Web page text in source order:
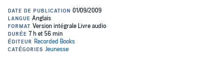
author, Ben Mikaelsen, lives in Montana with his wife and Buffy, a
600-pound black bear.
©1991 Ben Mikaelsen (P)1996 Recorded Books, LLC